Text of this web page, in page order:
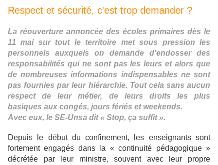
Respect et sécurité, c'est trop demander ?
La réouverture annoncée des écoles primaires dès le
11 mai sur tout le territoire met sous pression les
personnels auxquels on demande d’endosser des
responsabilités qui ne sont pas les leurs et alors que
de nombreuses informations indispensables ne sont
pas fournies par leur hiérarchie. Tout cela sans aucun
respect de leur métier, de leurs droits les plus
basiques aux congés, jours fériés et weekends.
Avec eux, le SE-Unsa dit « Stop, ça suffit ».
Depuis le début du confinement, les enseignants sont
fortement engagés dans la « continuité pédagogique »
décrétée par leur ministre, souvent avec leur propre